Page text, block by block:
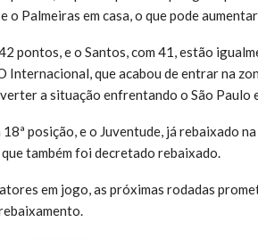
o Palmeiras em casa, o que pode
pontos, e o Santos, com 41, estão
Internacional, que acabou de entrar na
a situação enfrentando o São Paulo
posição, e o Juventude, já rebaixado
também foi decretado rebaixado.
em jogo, as próximas rodadas